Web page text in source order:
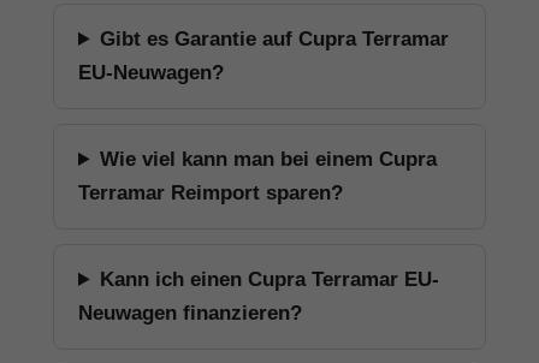
Gibt es Garantie auf Cupra Terramar
EU-Neuwagen?
Wie viel kann man bei einem Cupra
Terramar Reimport sparen?
Kann ich einen Cupra Terramar EU-
Neuwagen finanzieren?